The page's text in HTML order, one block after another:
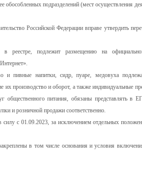
обособленных подразделений (мест осуществления
Российской Федерации вправе утвердить
реестре, подлежит размещению на
и пивные напитки, сидр, пуаре, медовуха
их производство и оборот, а также индивидуальные
общественного питания, обязаны представлять в
и розничной продажи соответственно.
силу с 01.09.2023, за исключением отдельных
в том числе основания и условия